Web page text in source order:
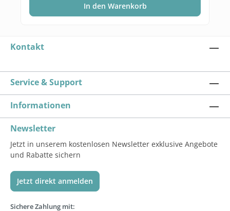
In den Warenkorb
Kontakt
Service & Support
Informationen
Newsletter
Jetzt in unserem kostenlosen Newsletter exklusive Angebote
und Rabatte sichern
Jetzt direkt anmelden
Sichere Zahlung mit: